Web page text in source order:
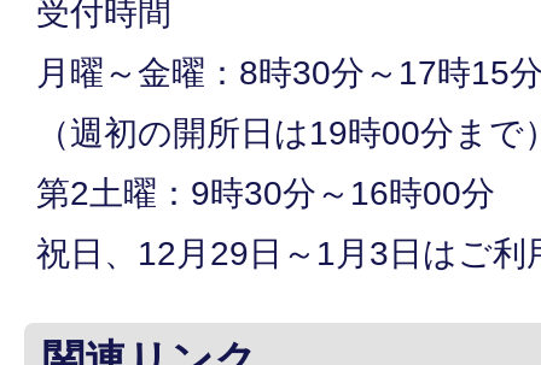
受付時間
月曜～金曜：8時30分～17時15
（週初の開所日は19時00分まで
第2土曜：9時30分～16時00分
祝日、12月29日～1月3日はご利